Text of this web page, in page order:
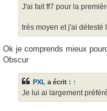
J'ai fait ff7 pour la
très moyen et j'ai détesté
Ok je comprends mieux
Obscur
PXL a écrit : ↑
Je lui ai largement